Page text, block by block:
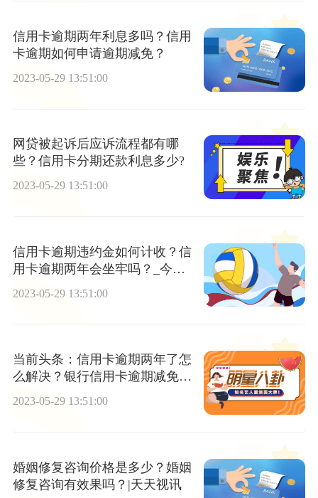
信用卡逾期两年利息多吗？信用
卡逾期如何申请逾期减免？
2023-05-29 13:51:00
网贷被起诉后应诉流程都有哪
些？信用卡分期还款利息多少?
2023-05-29 13:51:00
信用卡逾期违约金如何计收？信
用卡逾期两年会坐牢吗？_今日
2023-05-29 13:51:00
当前头条：信用卡逾期两年了怎
么解决？银行信用卡逾期减免政
策
2023-05-29 13:51:00
婚姻修复咨询价格是多少？婚姻
修复咨询有效果吗？|天天视讯